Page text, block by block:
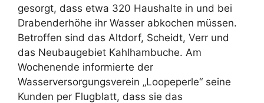
gesorgt, dass etwa 320 Haushalte in und bei
Drabenderhöhe ihr Wasser abkochen müssen.
Betroffen sind das Altdorf, Scheidt, Verr und
das Neubaugebiet Kahlhambuche. Am
Wochenende informierte der
Wasserversorgungsverein „Loopeperle“ seine
Kunden per Flugblatt, dass sie das